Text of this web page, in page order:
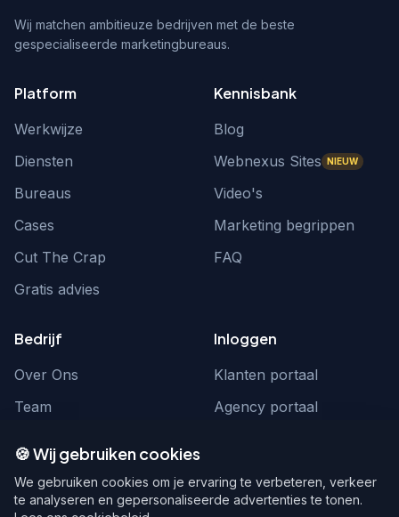
Wij matchen ambitieuze bedrijven met de beste
gespecialiseerde marketingbureaus.
Platform
Werkwijze
Diensten
Bureaus
Cases
Cut The Crap
Gratis advies
Kennisbank
Blog
Webnexus Sites NIEUW
Video's
Marketing begrippen
FAQ
Bedrijf
Over Ons
Team
Inloggen
Klanten portaal
Agency portaal
hello@webnexus.nl
085 004 1875
🍪 Wij gebruiken cookies
We gebruiken cookies om je ervaring te verbeteren, verkeer
te analyseren en gepersonaliseerde advertenties te tonen.